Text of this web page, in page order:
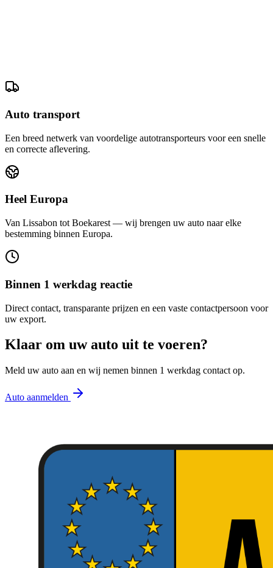
Auto transport
Een breed netwerk van voordelige autotransporteurs voor een snelle
en correcte aflevering.
Heel Europa
Van Lissabon tot Boekarest — wij brengen uw auto naar elke
bestemming binnen Europa.
Binnen 1 werkdag reactie
Direct contact, transparante prijzen en een vaste contactpersoon voor
uw export.
Klaar om uw auto uit te voeren?
Meld uw auto aan en wij nemen binnen 1 werkdag contact op.
Auto aanmelden